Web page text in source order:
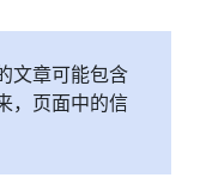
文章可能包含
，页面中的信